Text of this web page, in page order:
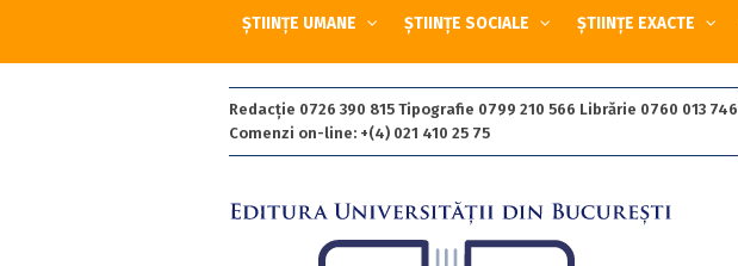
ȘTIINȚE UMANE ȘTIINȚE SOCIALE ȘTIINȚE EXACTE
Redacție 0726 390 815 Tipografie 0799 210 566 Librărie 0760 013 746
Comenzi on-line: +(4) 021 410 25 75